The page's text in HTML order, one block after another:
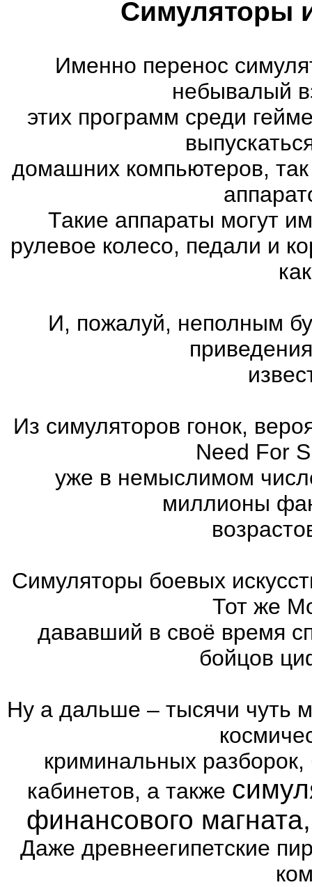
Симуляторы
Именно перенос
небывалый
этих программ среди
домашних компьютеров,
Такие аппараты могут
рулевое колесо, педали и
И, пожалуй, неполным
Из симуляторов гонок,
Need For
уже в немыслимом
миллионы
Симуляторы боевых
Тот же
дававший в своё время
бойцов
Ну а дальше – тысячи чуть
криминальных
кабинетов, а также
финансового
Даже древнеегипетские